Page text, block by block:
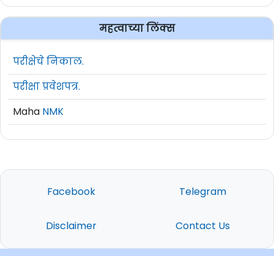
महत्वाच्या लिंक्स
परीक्षेचे निकाल.
परीक्षा प्रवेशपत्र.
Maha NMK
Facebook Telegram
Disclaimer Contact Us